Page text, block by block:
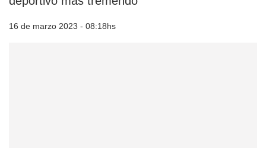
16 de marzo 2023 - 08:18hs